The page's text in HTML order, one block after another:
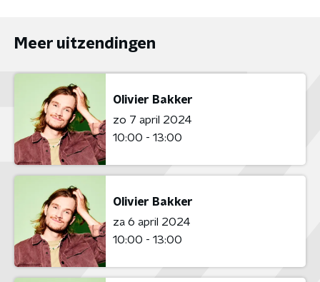
Meer uitzendingen
Olivier Bakker
zo 7 april 2024
10:00 - 13:00
Olivier Bakker
za 6 april 2024
10:00 - 13:00